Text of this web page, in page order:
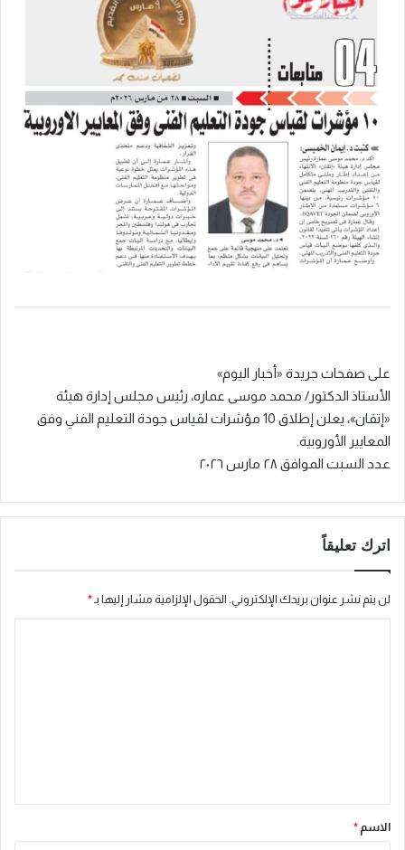
على صفحات جريدة «أخبار اليوم»
الأستاذ الدكتور/ محمد موسى عماره، رئيس مجلس إدارة هيئة
«إتقان»، يعلن إطلاق 10 مؤشرات لقياس جودة التعليم الفني وفق
المعايير الأوروبية.
عدد السبت الموافق ٢٨ مارس ٢٠٢٦
اترك تعليقاً
لن يتم نشر عنوان بريدك الإلكتروني. الحقول الإلزامية مشار إليها بـ *
*
الاسم *